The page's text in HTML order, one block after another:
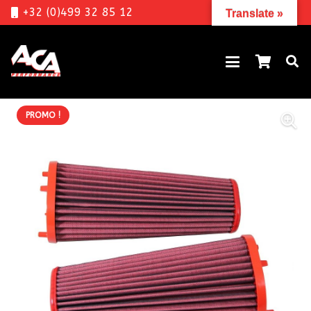
+32 (0)499 32 85 12
PROMO !
Translate »